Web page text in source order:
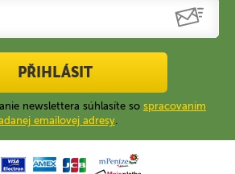
PŘIHLÁSIT
newslettera súhlasíte so spracovaním
emailovej adresy.